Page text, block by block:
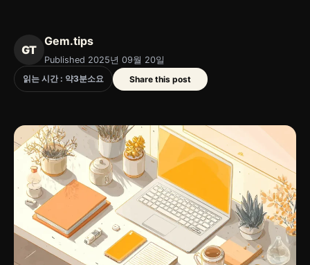
GT
Gem.tips
Published 2025년 09월 20일
읽는 시간 : 약3분소요 Share this post